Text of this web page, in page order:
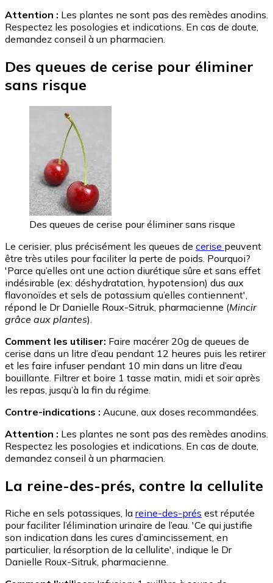
Attention : Les plantes ne sont pas des remèdes anodins.
Respectez les posologies et indications. En cas de doute,
demandez conseil à un pharmacien.
Des queues de cerise pour éliminer
sans risque
Des queues de cerise pour éliminer sans risque
Le cerisier, plus précisément les queues de cerise peuvent
être très utiles pour faciliter la perte de poids. Pourquoi?
'Parce qu’elles ont une action diurétique sûre et sans effet
indésirable (ex: déshydratation, hypotension) dus aux
flavonoïdes et sels de potassium qu’elles contiennent',
répond le Dr Danielle Roux-Sitruk, pharmacienne (Mincir
grâce aux plantes).
Comment les utiliser: Faire macérer 20g de queues de
cerise dans un litre d’eau pendant 12 heures puis les retirer
et les faire infuser pendant 10 min dans un litre d’eau
bouillante. Filtrer et boire 1 tasse matin, midi et soir après
les repas, jusqu’à la fin du régime.
Contre-indications : Aucune, aux doses recommandées.
Attention : Les plantes ne sont pas des remèdes anodins.
Respectez les posologies et indications. En cas de doute,
demandez conseil à un pharmacien.
La reine-des-prés, contre la cellulite
Riche en sels potassiques, la reine-des-prés est réputée
pour faciliter l’élimination urinaire de l’eau. 'Ce qui justifie
son indication dans les cures d’amincissement, en
particulier, la résorption de la cellulite', indique le Dr
Danielle Roux-Sitruk, pharmacienne.